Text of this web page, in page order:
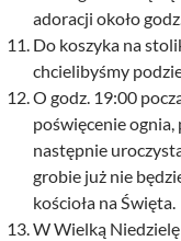
adoracji około
Do koszyka na
chcielibyśmy
O godz. 19:00
poświęcenie ognia,
następnie
grobie już nie
kościoła na Święta.
W Wielką